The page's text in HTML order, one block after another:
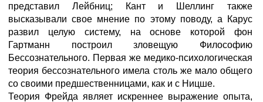
представил Лейбниц; Кант и Шеллинг также
высказывали свое мнение по этому поводу, а Карус
развил целую систему, на основе которой фон
Гартманн построил зловещую Философию
Бессознательного. Первая же медико-психологическая
теория бессознательного имела столь же мало общего
со своими предшественницами, как и с Ницше.
Теория Фрейда являет искреннее выражение опыта,